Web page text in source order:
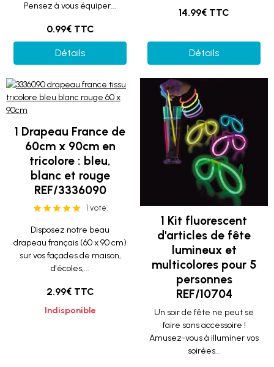
Pensez à vous équiper...
0.99€ TTC
Détails
14.99€ TTC
Détails
1 Drapeau France de
60cm x 90cm en
tricolore : bleu,
blanc et rouge
REF/3336090
1 vote.
Disposez notre beau
drapeau français (60 x 90 cm)
sur vos façades de maison,
d'écoles,...
2.99€ TTC
Indisponible
1 Kit fluorescent
d'articles de fête
lumineux et
multicolores pour 5
personnes
REF/10704
Un soir de fête ne peut se
faire sans accessoire !
Amusez-vous à illuminer vos
soirées...